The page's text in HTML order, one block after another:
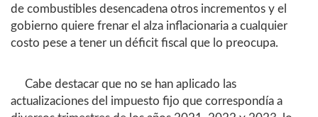
de combustibles desencadena otros incrementos y el
gobierno quiere frenar el alza inflacionaria a cualquier
costo pese a tener un déficit fiscal que lo preocupa.
Cabe destacar que no se han aplicado las
actualizaciones del impuesto fijo que correspondía a